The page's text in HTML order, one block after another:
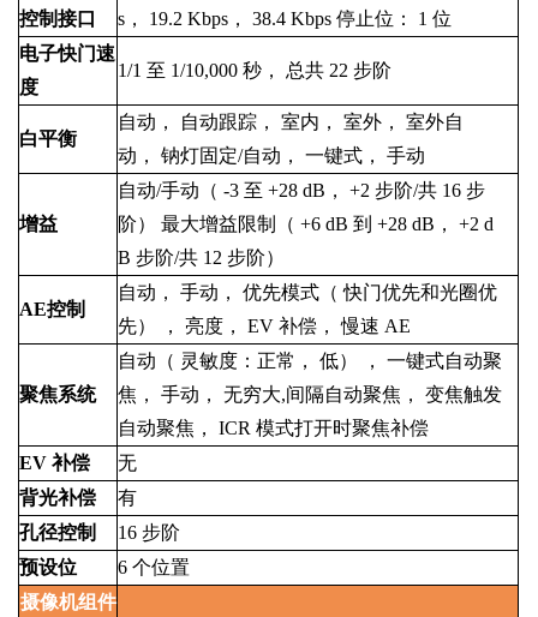
控制接口
s，
19.2 Kbps， 38.4 Kbps 停止位： 1 位
电子快门速
度
1/1 至 1/10,000 秒， 总共 22 步阶
白平衡
自动， 自动跟踪， 室内， 室外，
室外自
动，
钠灯固定/自动， 一键式， 手动
增益
自动/手动（ -3 至 +28 dB， +2 步阶/共 16 步
阶）
最大增益限制（ +6 dB 到 +28 dB， +2 d
B 步阶/共 12 步阶）
AE控制
自动， 手动， 优先模式（ 快门优先和光圈优
先）
， 亮度， EV 补偿， 慢速 AE
聚焦系统
自动（ 灵敏度：正常， 低） ，
一键式自动聚
焦，
手动， 无穷大,间隔自动聚焦，
变焦触发
自动聚焦，
ICR 模式打开时聚焦补偿
EV 补偿
无
背光补偿
有
孔径控制
16 步阶
预设位
6 个位置
摄像机组件